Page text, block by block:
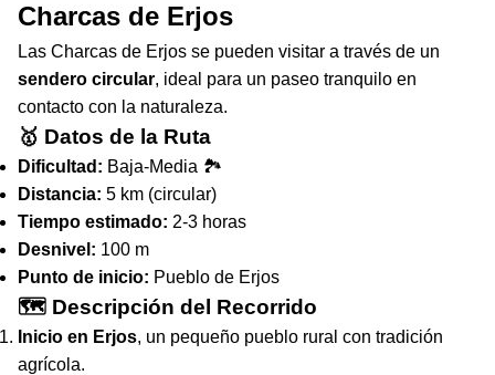
Charcas de Erjos
Las Charcas de Erjos se pueden visitar a través de un
sendero circular, ideal para un paseo tranquilo en
contacto con la naturaleza.
🥇 Datos de la Ruta
Dificultad: Baja-Media 🏞
Distancia: 5 km (circular)
Tiempo estimado: 2-3 horas
Desnivel: 100 m
Punto de inicio: Pueblo de Erjos
🗺 Descripción del Recorrido
Inicio en Erjos, un pequeño pueblo rural con tradición
agrícola.